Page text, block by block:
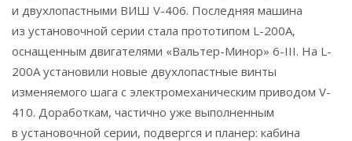
и двухлопастными ВИШ V-406. Последняя машина
из установочной серии стала прототипом L-200A,
оснащенным двигателями «Вальтер-Минор» 6-III. На L-
200A установили новые двухлопастные винты
изменяемого шага с электромеханическим приводом V-
410. Доработкам, частично уже выполненным
в установочной серии, подвергся и планер: кабина